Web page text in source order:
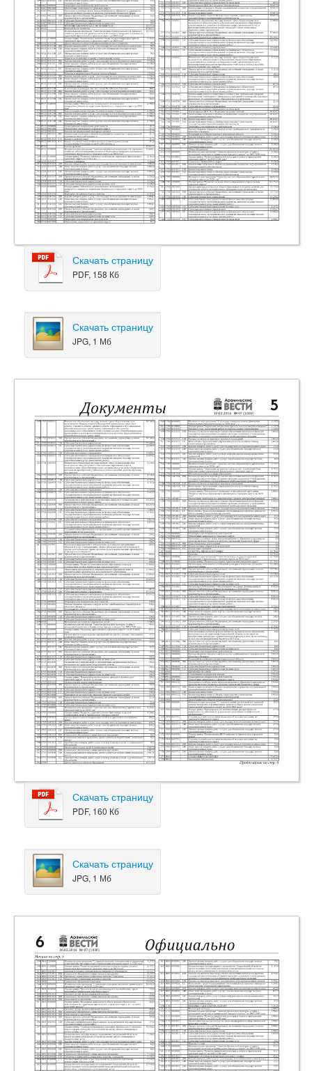
Скачать страницу
PDF, 158 Кб
Скачать страницу
JPG, 1 Мб
Скачать страницу
PDF, 160 Кб
Скачать страницу
JPG, 1 Мб